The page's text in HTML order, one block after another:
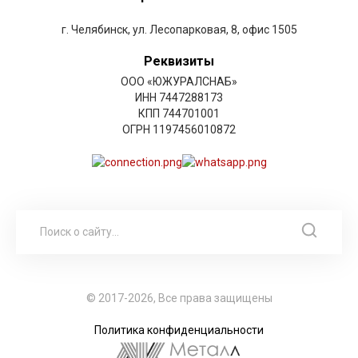
г. Челябинск, ул. Лесопарковая, 8, офис 1505
Реквизиты
ООО «ЮЖУРАЛСНАБ»
ИНН 7447288173
КПП 744701001
ОГРН 1197456010872
© 2017-2026, Все права защищены
Политика конфиденциальности